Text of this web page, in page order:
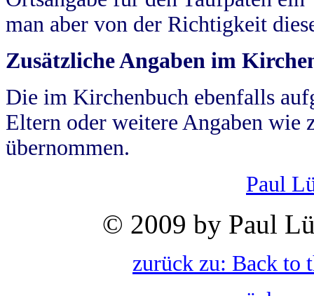
man aber von der Richtigkeit
Zusätzliche Angaben im
Die im Kirchenbuch ebenfalls
Eltern oder weitere Angaben wie
übernommen.
Paul
© 2009 by Paul
zurück zu: Back to